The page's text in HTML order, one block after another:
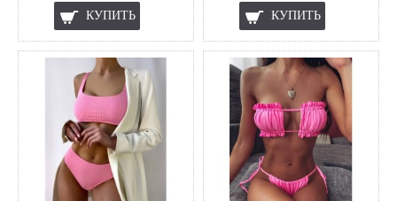
КУПИТЬ КУПИТЬ